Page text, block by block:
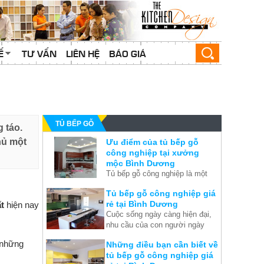
TƯ VẤN LIÊN HỆ BÁO GIÁ
táo.
một
hiện nay
TỦ BẾP GỖ
Ưu điểm của tủ bếp gỗ
công nghiệp tại xưởng
mộc Bình Dương
Tủ bếp gỗ công nghiệp là một
của căn nhà song chúng ta
thường lãng quên và chỉ nghĩ
đến thiết kế nội thất chung sau
khi việc xây dựng nhà đã hoàn
những ưu điểm để bạn thấy
được rằng thật ra tủ bếp cũng
Tủ bếp gỗ công nghiệp giá
rẻ tại Bình Dương
Cuộc sống ngày càng hiện đại,
nhu cầu của con người ngày
gia đình nào thiếu đi được chiếc
tủ bếp gỗ cho mình nhưng
Những điều bạn cần biết về
tủ bếp gỗ công nghiệp giá